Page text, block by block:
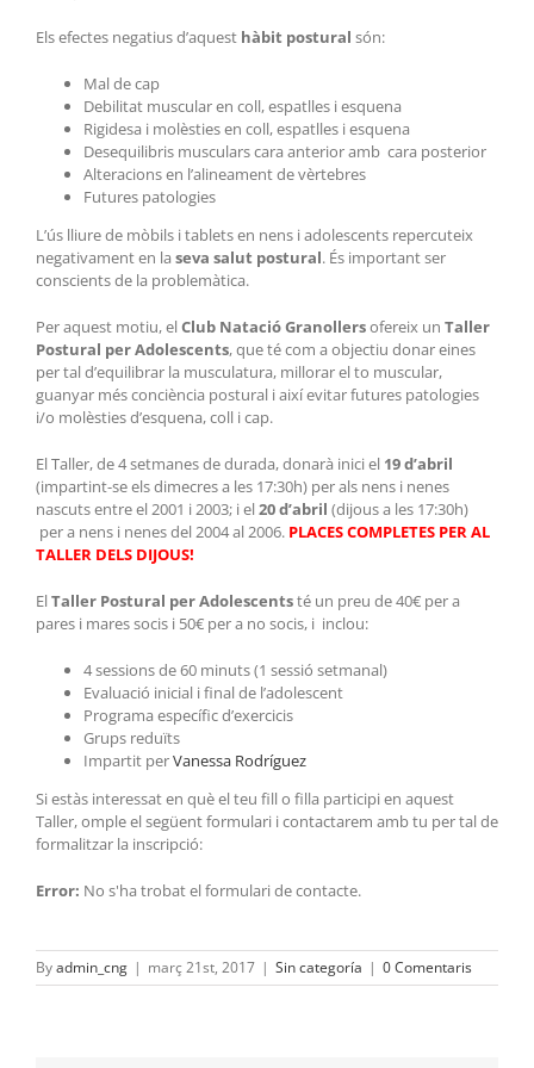
Els efectes negatius d’aquest hàbit postural són:
Mal de cap
Debilitat muscular en coll, espatlles i esquena
Rigidesa i molèsties en coll, espatlles i esquena
Desequilibris musculars cara anterior amb cara posterior
Alteracions en l’alineament de vèrtebres
Futures patologies
L’ús lliure de mòbils i tablets en nens i adolescents repercuteix
negativament en la seva salut postural. És important ser
conscients de la problemàtica.
Per aquest motiu, elClub Natació Granollersofereix un Taller
Postural per Adolescents, que té com a objectiu donar eines
per tal d’equilibrar la musculatura, millorar el to muscular,
guanyar més conciència postural i així evitar futures patologies
i/o molèsties d’esquena, coll i cap.
El Taller, de 4 setmanes de durada, donarà inici el 19 d’abril
(impartint-se els dimecres a les 17:30h) per als nens i nenes
nascuts entre el 2001 i 2003; i el20 d’abril (dijous a les 17:30h)
per a nens i nenes del 2004 al 2006. PLACES COMPLETES PER AL
TALLER DELS DIJOUS!
ElTaller Postural per Adolescentsté un preu de 40€ per a
pares i mares socis i 50€ per a no socis, i inclou:
4 sessions de 60 minuts (1 sessió setmanal)
Evaluació inicial i final de l’adolescent
Programa específic d’exercicis
Grups reduïts
Impartit perVanessa Rodríguez
Si estàs interessat en què el teu fill o filla participi en aquest
Taller, omple el següent formulari i contactarem amb tu per tal de
formalitzar la inscripció:
Error: No s'ha trobat el formulari de contacte.
Byadmin_cng | març 21st, 2017 | Sin categoría | 0 Comentaris